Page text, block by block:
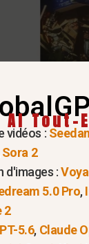
Tout-
vidéos :
Sora 2
d'images :
5.0 Pro,
2
5.6, Claude